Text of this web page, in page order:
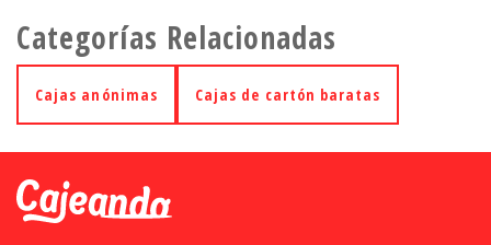
Categorías Relacionadas
Cajas anónimas Cajas de cartón baratas